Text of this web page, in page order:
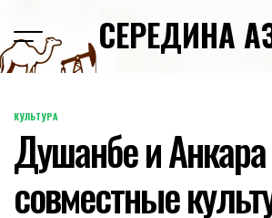
content
СЕРЕДИНА
POSTED
КУЛЬТУРА
Душанбе и
совместные